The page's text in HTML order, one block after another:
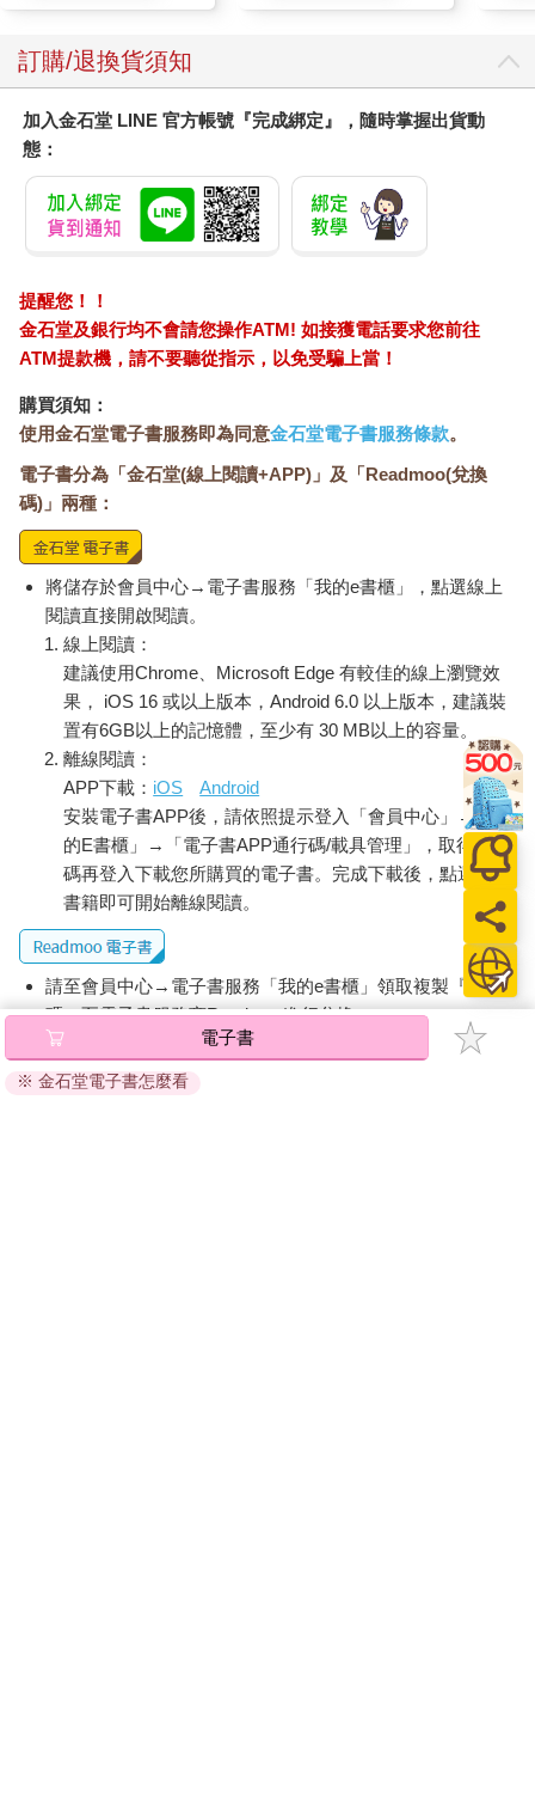
訂購/退換貨須知
加入金石堂 LINE 官方帳號『完成綁定』，隨時掌握出貨動
態：
提醒您！！
金石堂及銀行均不會請您操作ATM! 如接獲電話要求您前往
ATM提款機，請不要聽從指示，以免受騙上當！
購買須知：
使用金石堂電子書服務即為同意金石堂電子書服務條款。
電子書分為「金石堂(線上閱讀+APP)」及「Readmoo(兌換
碼)」兩種：
將儲存於會員中心→電子書服務「我的e書櫃」，點選線上
閱讀直接開啟閱讀。
線上閱讀：
建議使用Chrome、Microsoft Edge 有較佳的線上瀏覽效
果， iOS 16 或以上版本，Android 6.0 以上版本，建議裝
置有6GB以上的記憶體，至少有 30 MB以上的容量。
離線閱讀：
APP下載： iOS
Android
安裝電子書APP後，請依照提示登入「會員中心」→「我
的E書櫃」→「電子書APP通行碼/載具管理」，取得通行
碼再登入下載您所購買的電子書。完成下載後，點選任一
書籍即可開始離線閱讀。
請至會員中心→電子書服務「我的e書櫃」領取複製『兌換
碼』至電子書服務商Readmoo進行兌換。
退換貨須知：
因版權保護，您在金石堂所購買的電子書僅能以金石堂專屬
電子書
※ 金石堂電子書怎麼看